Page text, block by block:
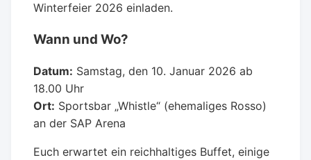
Winterfeier 2026 einladen.
Wann und Wo?
Datum: Samstag, den 10. Januar 2026 ab
18.00 Uhr
Ort: Sportsbar „Whistle“ (ehemaliges Rosso)
an der SAP Arena
Euch erwartet ein reichhaltiges Buffet, einige